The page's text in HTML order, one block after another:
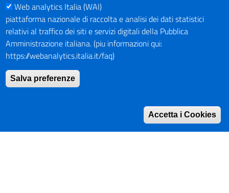
PAGAMENTI
SOCIAL NETWORKS
Pagina Facebook
Profilo Instagram
PNRR (Piano Nazionale di Ripresa e Resilienza)
Web analytics Italia (WAI)
piattaforma nazionale di raccolta e analisi dei dati statistici
relativi al traffico dei siti e servizi digitali della Pubblica
Amministrazione italiana. (piu informazioni qui:
https://webanalytics.italia.it/faq)
Salva preferenze
Accetta i Cookies